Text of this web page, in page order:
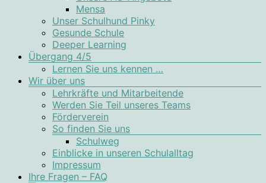
Mensa
Unser Schulhund Pinky
Gesunde Schule
Deeper Learning
Übergang 4/5
Lernen Sie uns kennen …
Wir über uns
Lehrkräfte und Mitarbeitende
Werden Sie Teil unseres Teams
Förderverein
So finden Sie uns
Schulweg
Einblicke in unseren Schulalltag
Impressum
Ihre Fragen – FAQ